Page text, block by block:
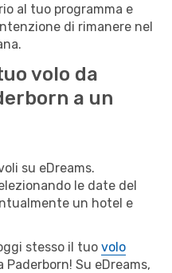
al tuo programma e
di rimanere nel
volo da
a un
su eDreams.
le date del
un hotel e
stesso il tuo volo
Su eDreams,